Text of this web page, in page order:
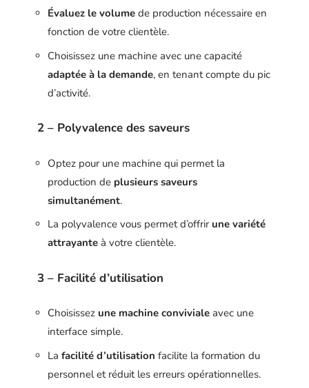
Évaluez le volume de production nécessaire en
fonction de votre clientèle.
Choisissez une machine avec une capacité
adaptée à la demande, en tenant compte du pic
d’activité.
2 – Polyvalence des saveurs
Optez pour une machine qui permet la
production de plusieurs saveurs
simultanément.
La polyvalence vous permet d’offrir une variété
attrayante à votre clientèle.
3 – Facilité d’utilisation
Choisissez une machine conviviale avec une
interface simple.
La facilité d’utilisation facilite la formation du
personnel et réduit les erreurs opérationnelles.